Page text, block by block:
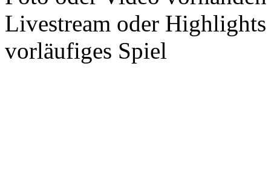
Livestream oder
vorläufiges Spiel